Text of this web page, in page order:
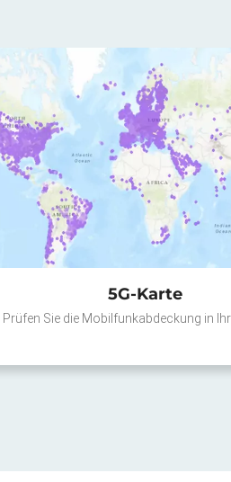
5G-Karte
Prüfen Sie die Mobilfunkabdeckung in